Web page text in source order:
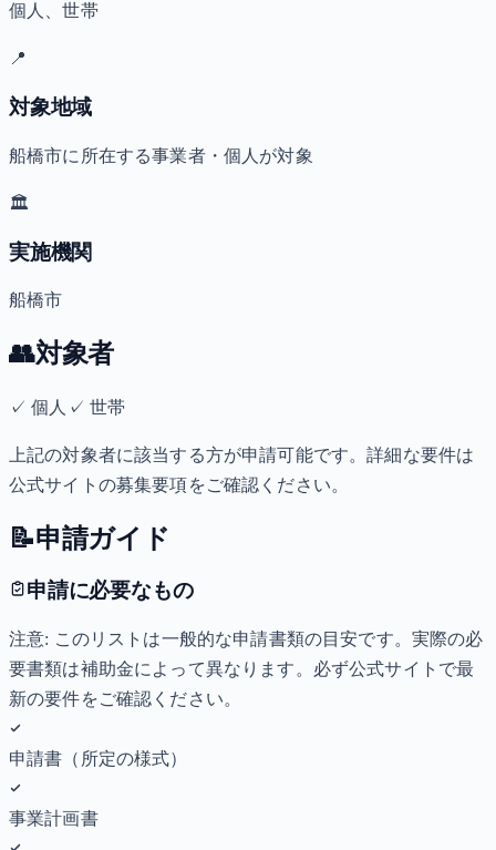
個人、世帯
📍
対象地域
船橋市に所在する事業者・個人が対象
🏛️
実施機関
船橋市
👥対象者
✓個人 ✓ 世帯
上記の対象者に該当する方が申請可能です。詳細な要件は
公式サイトの募集要項をご確認ください。
📝申請ガイド
申請に必要なもの
注意: このリストは一般的な申請書類の目安です。実際の必
要書類は補助金によって異なります。必ず公式サイトで最
新の要件をご確認ください。
申請書（所定の様式）
事業計画書